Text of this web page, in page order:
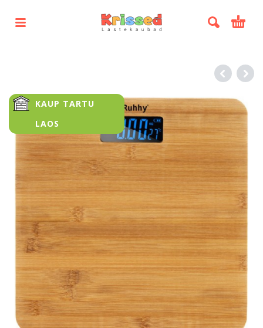
KAUP TARTU
LAOS